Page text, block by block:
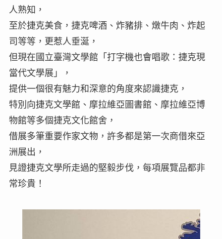
人熟知，
至於捷克美食，捷克啤酒、炸豬排、燉牛肉、炸起
司等等，更惹人垂涎，
但現在國立臺灣文學館「打字機也會唱歌：捷克現
當代文學展」，
提供一個很有魅力和深意的角度來認識捷克，
特別向捷克文學館、摩拉維亞圖書館、摩拉維亞博
物館等多個捷克文化館舍，
借展多筆重要作家文物，許多都是第一次商借來亞
洲展出，
見證捷克文學所走過的堅毅步伐，每項展覽品都非
常珍貴！